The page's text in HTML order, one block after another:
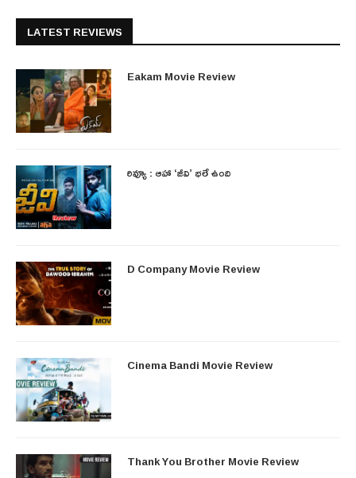
LATEST REVIEWS
Eakam Movie Review
రివ్యూ : ఆహా ‘జీవి’ భలే ఉంది
D Company Movie Review
Cinema Bandi Movie Review
Thank You Brother Movie Review